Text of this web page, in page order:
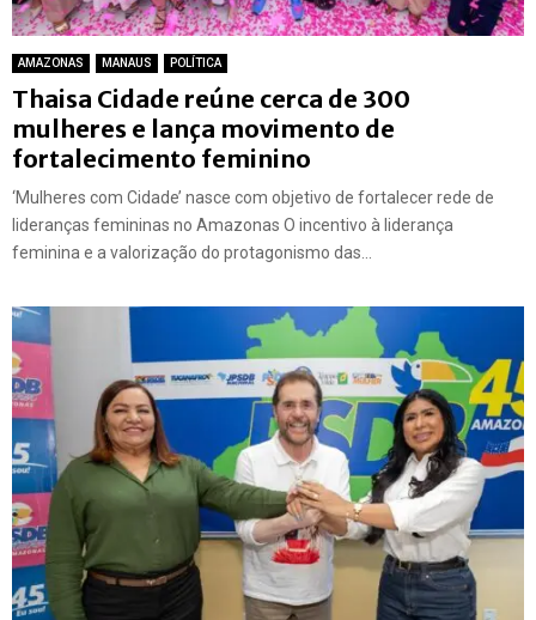
AMAZONAS MANAUS POLÍTICA
Thaisa Cidade reúne cerca de 300
mulheres e lança movimento de
fortalecimento feminino
‘Mulheres com Cidade’ nasce com objetivo de fortalecer rede de
lideranças femininas no Amazonas O incentivo à liderança
feminina e a valorização do protagonismo das...